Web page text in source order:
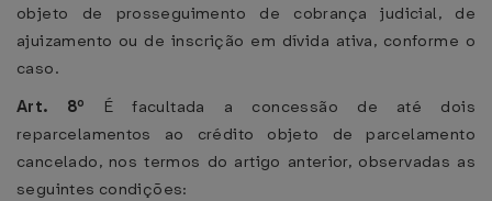
objeto de prosseguimento de cobrança judicial, de
ajuizamento ou de inscrição em dívida ativa, conforme o
caso.
Art. 8º É facultada a concessão de até dois
reparcelamentos ao crédito objeto de parcelamento
cancelado, nos termos do artigo anterior, observadas as
seguintes condições: